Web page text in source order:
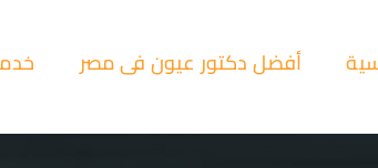
أفضل دكتور عيون فى مصر